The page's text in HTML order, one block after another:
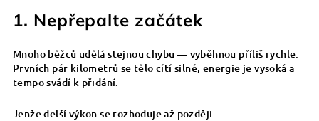
1. Nepřepalte začátek
Mnoho běžců udělá stejnou chybu — vyběhnou příliš rychle.
Prvních pár kilometrů se tělo cítí silné, energie je vysoká a
tempo svádí k přidání.
Jenže delší výkon se rozhoduje až později.